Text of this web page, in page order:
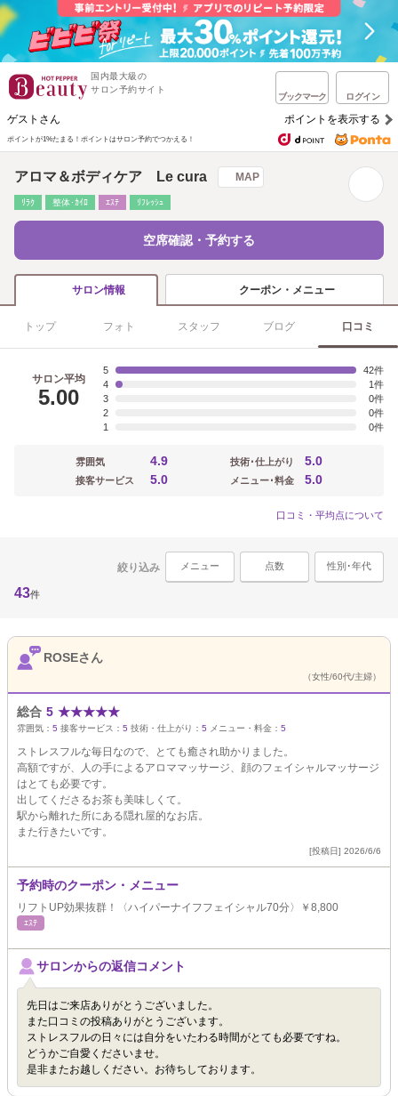
国内最大級の
サロン予約サイト
ブックマーク ログイン
ゲストさん ポイントを表示する
ポイントが1%たまる！ ポイントはサロン予約でつかえる！
アロマ＆ボディケア Le cura MAP
ﾘﾗｸ 整体･ｶｲﾛ ｴｽﾃ ﾘﾌﾚｯｼｭ
空席確認・予約する
サロン情報 クーポン・メニュー
トップ フォト スタッフ ブログ 口コミ
サロン平均
5.00
5
42
4
1
3
0
2
0
1
0
雰囲気 4.9
接客サービス 5.0
技術･仕上がり 5.0
メニュー･料金 5.0
口コミ・平均点について
絞り込み メニュー 点数 性別･年代
43件
ROSEさん
（女性/60代/主婦）
総合 5 ★★★★★
雰囲気： 5 接客サービス： 5 技術・仕上がり： 5 メニュー・料金： 5
ストレスフルな毎日なので、とても癒され助かりました。
高額ですが、人の手によるアロママッサージ、顔のフェイシャルマッサージ
はとても必要です。
出してくださるお茶も美味しくて。
駅から離れた所にある隠れ屋的なお店。
また行きたいです。
[投稿日] 2026/6/6
予約時のクーポン・メニュー
リフトUP効果抜群！〈ハイパーナイフフェイシャル70分〉￥8,800
ｴｽﾃ
サロンからの返信コメント
先日はご来店ありがとうございました。
また口コミの投稿ありがとうございます。
ストレスフルの日々には自分をいたわる時間がとても必要ですね。
どうかご自愛くださいませ。
是非またお越しください。お待ちしております。